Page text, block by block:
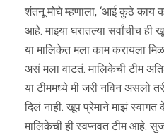
शंतनू मोघे म्हणाला, ‘आई कुठे काय
आहे. माझ्या घरातल्या सर्वांचीच
या मालिकेत मला काम करायला
असं मला वाटतं. मालिकेची टीम
या टीममध्ये मी जरी नविन असलो
दिलं नाही. खूप प्रेमाने माझं
मालिकेची ही स्वप्नवत टीम आहे.